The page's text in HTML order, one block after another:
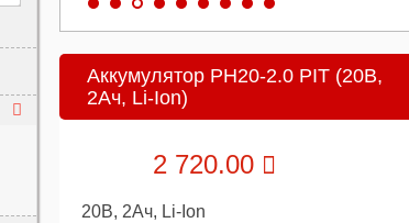
Аккумулятор PH20-2.0 PIT (20В,
2Ач, Li-Ion)
2 720.00
20В, 2Ач, Li-Ion